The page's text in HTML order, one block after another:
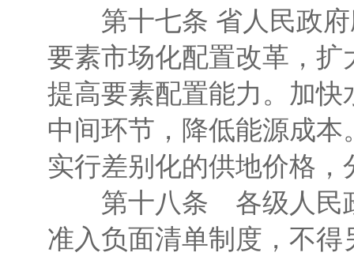
第十七条 省人民政府
要素市场化配置改革，
提高要素配置能力。加
中间环节，降低能源成
实行差别化的供地价格
第十八条 各级人民政
准入负面清单制度，不